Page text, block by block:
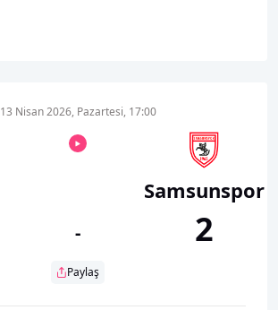
13 Nisan 2026, Pazartesi, 17:00
-
Paylaş
Samsunspor
2